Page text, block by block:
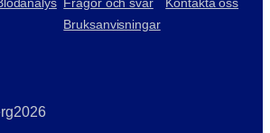
Bruksanvisningar
2026